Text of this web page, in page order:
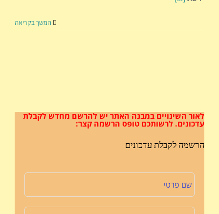
המשך בקריאה
לאור השינויים במבנה האתר יש להרשם מחדש לקבלת
עדכונים. לרשותכם טופס הרשמה קצר:
הרשמה לקבלת עדכונים